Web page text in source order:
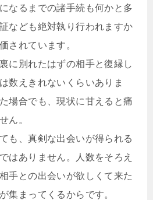
なるまでの諸手続も何かと多
なども絶対執り行われますか
されています。
に別れたはずの相手と復縁し
数えきれないくらいありま
場合でも、現状に甘えると痛
ん。
も、真剣な出会いが得られる
はありません。人数をそろえ
手との出会いが欲しくて来た
集まってくるからです。